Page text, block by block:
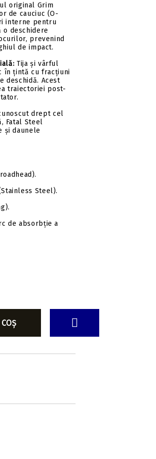
original Grim
de cauciuc (O-
interne pentru
o deschidere
prevenind
de impact.
Tija și vârful
în țintă cu fracțiuni
deschidă. Acest
traiectoriei post-
drept cel
Fatal Steel
și daunele
Steel).
de absorbție a